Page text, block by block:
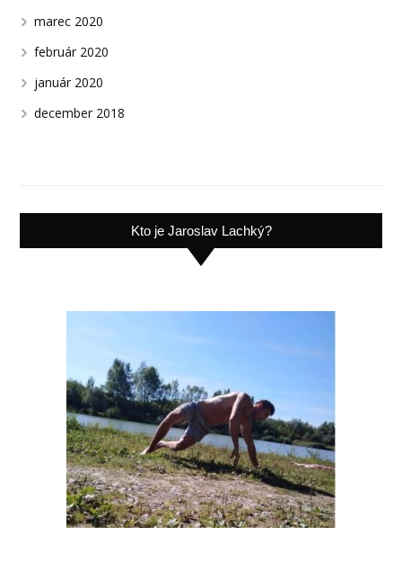
marec 2020
február 2020
január 2020
december 2018
Kto je Jaroslav Lachký?